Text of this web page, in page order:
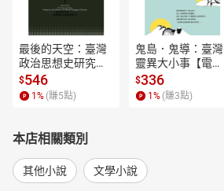
最後的天空：臺灣
政治思想史研究
【電子書】
$546
1 % (賺5點)
鬼島．鬼導：臺灣
靈異大小事【電子
書】
$336
1 % (賺3點)
本店相關類別
其他小說 文學小說